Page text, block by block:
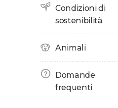
Al termine del
Condizioni di
sostenibilità
Animali
Domande
frequenti